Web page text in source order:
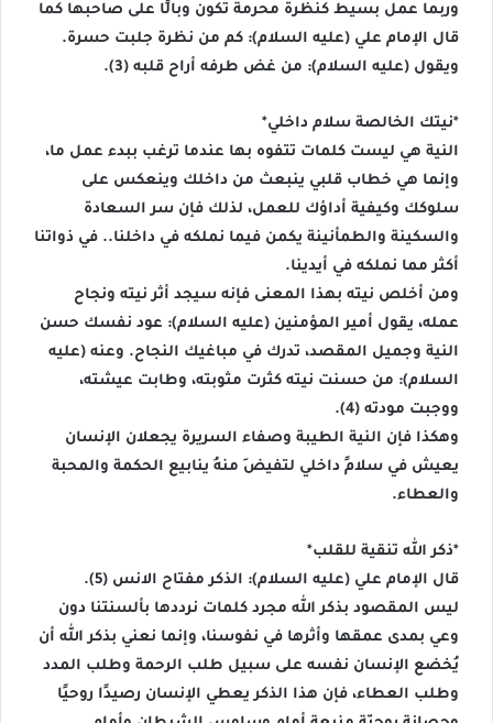
وربما عمل بسيط كنظرة محرمة تكون وبالًا على صاحبها كما
قال الإمام علي (عليه السلام): كم من نظرة جلبت حسرة.
ويقول (عليه السلام): من غض طرفه أراح قلبه (3).
*نيتك الخالصة سلام داخلي*
النية هي ليست كلمات تتفوه بها عندما ترغب ببدء عمل ما،
وإنما هي خطاب قلبي ينبعث من داخلك وينعكس على
سلوكك وكيفية أداؤك للعمل، لذلك فإن سر السعادة
والسكينة والطمأنينة يكمن فيما نملكه في داخلنا.. في ذواتنا
أكثر مما نملكه في أيدينا.
ومن أخلص نيته بهذا المعنى فإنه سيجد أثر نيته ونجاح
عمله، يقول أمير المؤمنين (عليه السلام): عود نفسك حسن
النية وجميل المقصد، تدرك في مباغيك النجاح. وعنه (عليه
السلام): من حسنت نيته كثرت مثوبته، وطابت عيشته،
ووجبت مودته (4).
وهكذا فإن النية الطيبة وصفاء السريرة يجعلان الإنسان
يعيش في سلامٍ داخلي لتفيضَ منهُ ينابيع الحكمة والمحبة
والعطاء.
*ذكر الله تنقية للقلب*
قال الإمام علي (عليه السلام): الذكر مفتاح الانس (5).
ليس المقصود بذكر الله مجرد كلمات نرددها بألسنتنا دون
وعي بمدى عمقها وأثرها في نفوسنا، وإنما نعني بذكر الله أن
يُخضع الإنسان نفسه على سبيل طلب الرحمة وطلب المدد
وطلب العطاء، فإن هذا الذكر يعطي الإنسان رصيدًا روحيًا